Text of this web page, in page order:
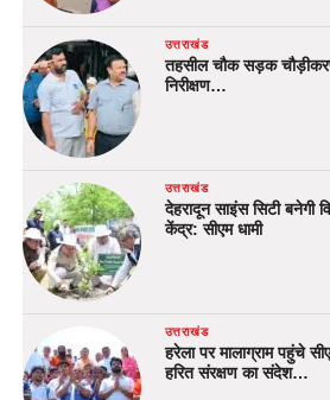
उत्तराखंड
तहसील चौक सड़क
निरीक्षण…
उत्तराखंड
देहरादून साइंस सिटी बनेगी
केंद्र: सीएम धामी
उत्तराखंड
हरेला पर मालाग्राम पहुंचे
हरित संरक्षण का संदेश…